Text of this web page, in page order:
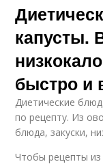
капусты.
быстро и
Диетические
по рецепту. Из
блюда, закуски,
Чтобы рецепты из